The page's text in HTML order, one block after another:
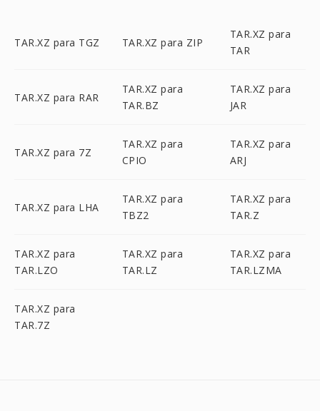
TAR.XZ para TGZ TAR.XZ para ZIP
TAR.XZ para
TAR
TAR.XZ para RAR
TAR.XZ para
TAR.BZ
TAR.XZ para
JAR
TAR.XZ para 7Z
TAR.XZ para
CPIO
TAR.XZ para
ARJ
TAR.XZ para LHA
TAR.XZ para
TBZ2
TAR.XZ para
TAR.Z
TAR.XZ para
TAR.LZO
TAR.XZ para
TAR.LZ
TAR.XZ para
TAR.LZMA
TAR.XZ para
TAR.7Z